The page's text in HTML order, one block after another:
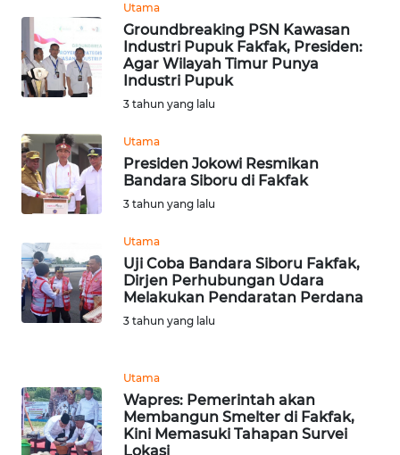
Utama
Groundbreaking PSN Kawasan
Industri Pupuk Fakfak, Presiden:
Agar Wilayah Timur Punya
Industri Pupuk
3 tahun yang lalu
Utama
Presiden Jokowi Resmikan
Bandara Siboru di Fakfak
3 tahun yang lalu
Utama
Uji Coba Bandara Siboru Fakfak,
Dirjen Perhubungan Udara
Melakukan Pendaratan Perdana
3 tahun yang lalu
Utama
Wapres: Pemerintah akan
Membangun Smelter di Fakfak,
Kini Memasuki Tahapan Survei
Lokasi
BERITA
KONTAK
KAMI
INFO
IKLAN
TENTANG
PEDOMAN
MEDIA
SIBER
KARIR
DISCLAIMER